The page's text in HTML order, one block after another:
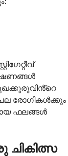
രോഗികൾക്കും
ഫലങ്ങൾ
ചികിത്സ